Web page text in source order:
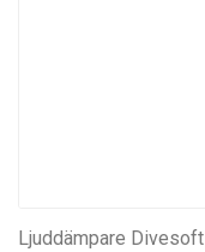
Ljuddämpare Divesoft